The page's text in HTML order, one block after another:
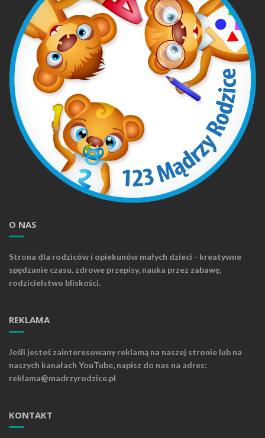
O NAS
Strona dla rodziców i opiekunów małych dzieci - kreatywne
spędzanie czasu, zdrowe przepisy, nauka przez zabawę,
rodzicielstwo bliskości.
REKLAMA
Jeśli jesteś zainteresowany reklamą na naszej stronie lub na
naszych kanałach YouTube, napisz do nas na adres:
reklama@madrzyrodzice.pl
KONTAKT